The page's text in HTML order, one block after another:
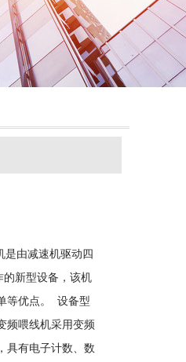
是由减速机驱动四
的新型设备，该机
等优点。 设备型
频喂线机采用变频
具有电子计数、数